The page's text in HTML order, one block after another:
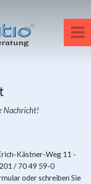
Nachricht!
Kästner-Weg 11 -
/ 70 49 59-0
oder schreiben Sie